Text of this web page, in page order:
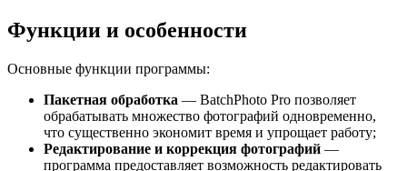
Функции и особенности
Основные функции программы:
Пакетная обработка — BatchPhoto Pro позволяет
обрабатывать множество фотографий одновременно,
что существенно экономит время и упрощает работу;
Редактирование и коррекция фотографий —
программа предоставляет возможность редактировать